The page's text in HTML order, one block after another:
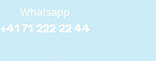
Whatsapp
+41 71 222 22 44